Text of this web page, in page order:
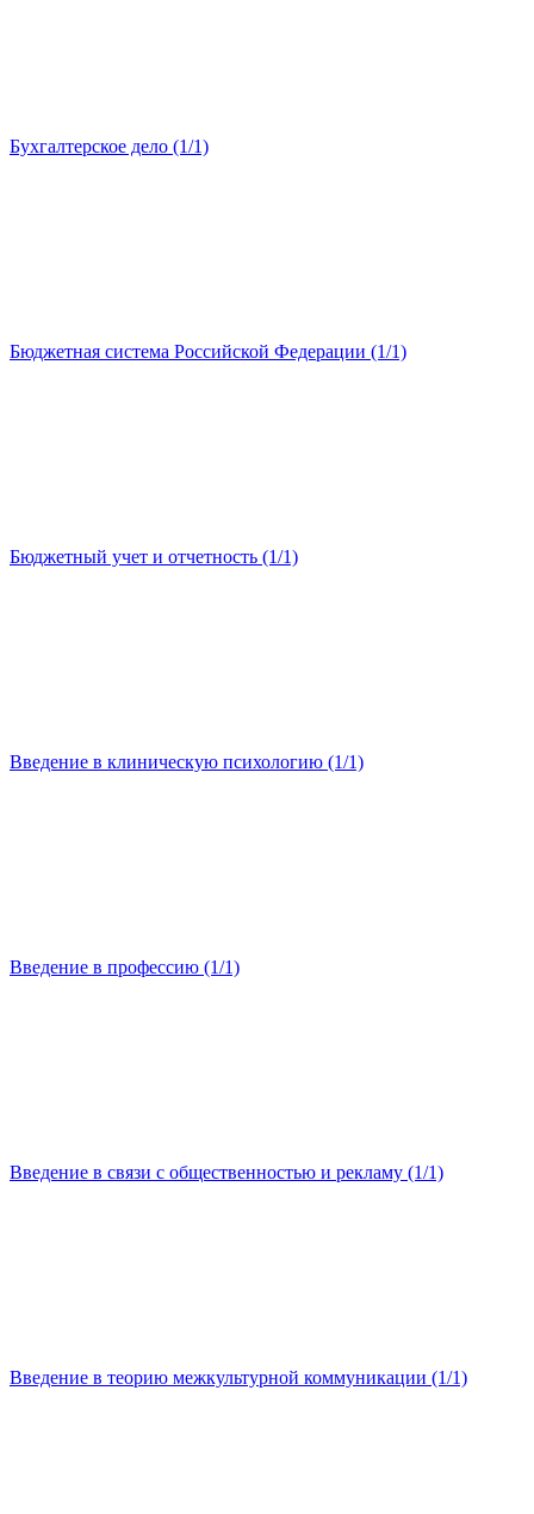
Бухгалтерское дело (1/1)
Бюджетная система Российской Федерации (1/1)
Бюджетный учет и отчетность (1/1)
Введение в клиническую психологию (1/1)
Введение в профессию (1/1)
Введение в связи с общественностью и рекламу (1/1)
Введение в теорию межкультурной коммуникации (1/1)